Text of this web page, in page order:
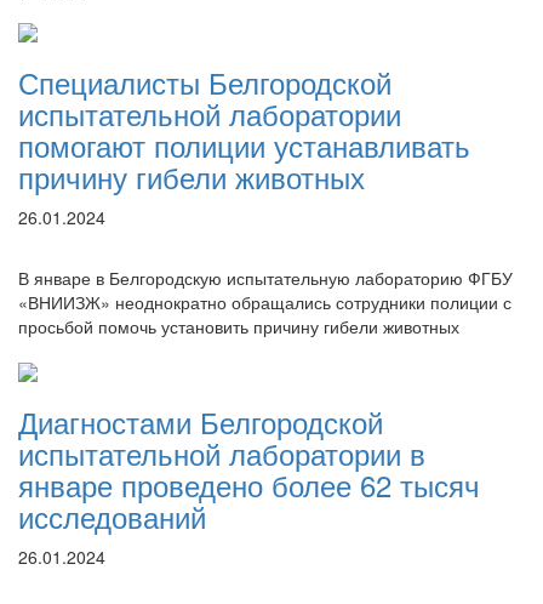
Специалисты Белгородской
испытательной лаборатории
помогают полиции устанавливать
причину гибели животных
26.01.2024
В январе в Белгородскую испытательную лабораторию ФГБУ
«ВНИИЗЖ» неоднократно обращались сотрудники полиции с
просьбой помочь установить причину гибели животных
Диагностами Белгородской
испытательной лаборатории в
январе проведено более 62 тысяч
исследований
26.01.2024